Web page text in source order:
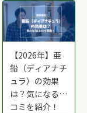
【2026年】亜
鉛（ディアナチ
ュラ）の効果
は？気になる口
コミを紹介！